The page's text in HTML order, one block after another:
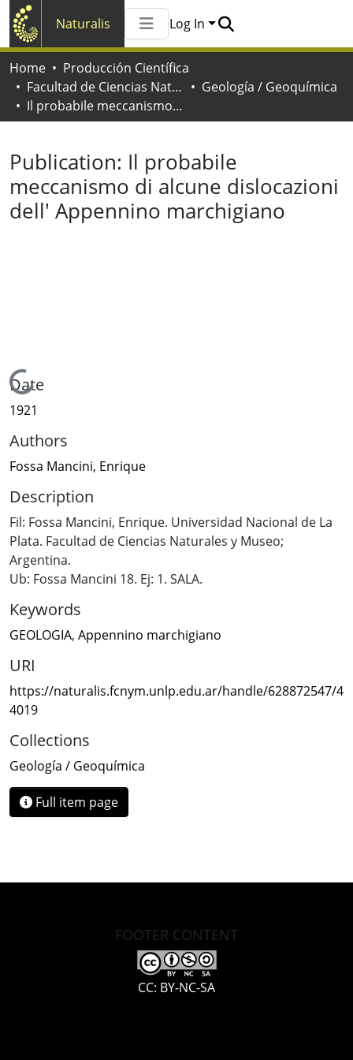
Naturalis
All of Naturalis
Log In
Home
Producción Científica
Facultad de Ciencias Naturales y Museo
Geología / Geoquímica
Il probabile meccanismo di alcune dislocazioni dell' Appennino marchigiano
Publication: Il probabile
meccanismo di alcune dislocazioni
dell' Appennino marchigiano
Loading...
Date
1921
Authors
Fossa Mancini, Enrique
Description
Fil: Fossa Mancini, Enrique. Universidad Nacional de La
Plata. Facultad de Ciencias Naturales y Museo;
Argentina.
Ub: Fossa Mancini 18. Ej: 1. SALA.
Keywords
GEOLOGIA, Appennino marchigiano
URI
https://naturalis.fcnym.unlp.edu.ar/handle/628872547/4
4019
Collections
Geología / Geoquímica
Full item page
FOOTER CONTENT
CC: BY-NC-SA